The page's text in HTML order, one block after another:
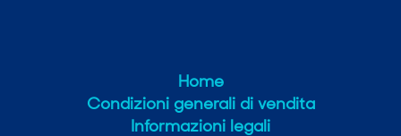
Home
Condizioni generali di vendita
Informazioni legali